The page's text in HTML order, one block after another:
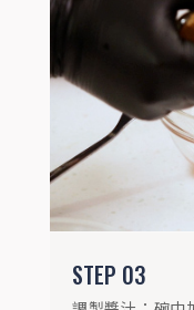
STEP 03
04
趁熱將醬汁與